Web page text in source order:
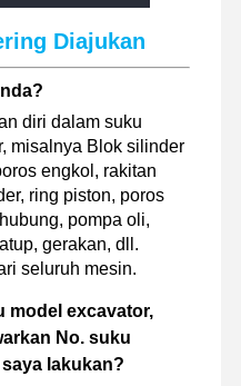
Diajukan
diri dalam suku
misalnya Blok silinder
engkol, rakitan
ring piston, poros
pompa oli,
gerakan, dll.
seluruh mesin.
model excavator,
No. suku
lakukan?